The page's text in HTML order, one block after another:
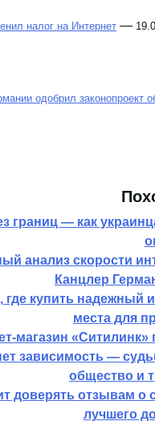
налог на Интернет —
одобрил законопроект
границ — как
анализ скорости
Канцлер
где купить надежный
места для
магазин
зависимость —
общество и
доверять отзывам о
лучшего